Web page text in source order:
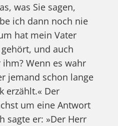
was Sie sagen,
ich dann noch nie
hat mein Vater
und auch
Wenn es wahr
jemand schon lange
erzählt.« Der
um eine Antwort
sagte er: »Der Herr